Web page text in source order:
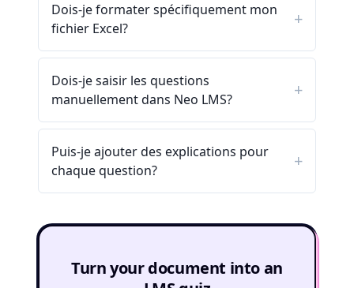
Dois-je formater spécifiquement mon
fichier Excel?
Dois-je saisir les questions
manuellement dans Neo LMS?
Puis-je ajouter des explications pour
chaque question?
Turn your document into an